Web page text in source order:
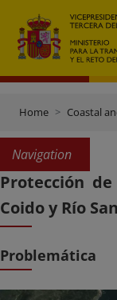
Home Coastal
Navigation
Protección
Coido y Río
Problemática